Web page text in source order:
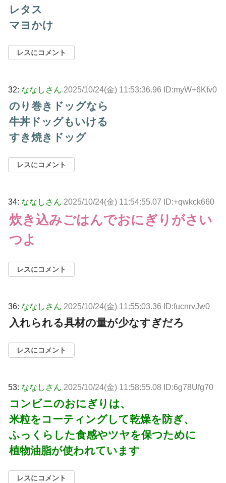
レタス
マヨかけ
レスにコメント
32: ななしさん 2025/10/24(金) 11:53:36.96 ID:myW+6Kfv0
のり巻きドッグなら
牛丼ドッグもいける
すき焼きドッグ
レスにコメント
34: ななしさん 2025/10/24(金) 11:54:55.07 ID:+qwkck660
炊き込みごはんでおにぎりがさい
つよ
レスにコメント
36: ななしさん 2025/10/24(金) 11:55:03.36 ID:fucnrvJw0
入れられる具材の量が少なすぎだろ
レスにコメント
53: ななしさん 2025/10/24(金) 11:58:55.08 ID:6g78Ufg70
コンビニのおにぎりは、
米粒をコーティングして乾燥を防ぎ、
ふっくらした食感やツヤを保つために
植物油脂が使われています
レスにコメント